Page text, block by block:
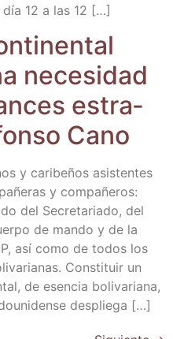
12 a las 12 […]
nece­si­dad
estra­
Cano
y cari­be­ños asis­ten­tes
y com­pa­ñe­ros:
del Secre­ta­ria­do, del
de man­do y de la
así como de todos los
Cons­ti­tuir un
de esen­cia boli­va­ria­na,
despliega […]